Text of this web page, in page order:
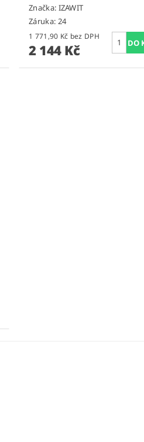
Značka: IZAWIT
Záruka: 24
1 771,90 Kč bez DPH
2 144 Kč